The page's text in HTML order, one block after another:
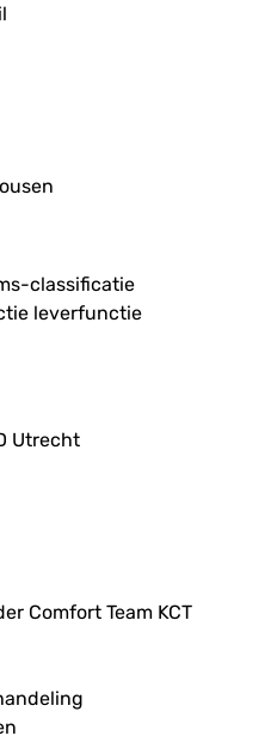
classificatie
leverfunctie
Utrecht
Comfort Team KCT